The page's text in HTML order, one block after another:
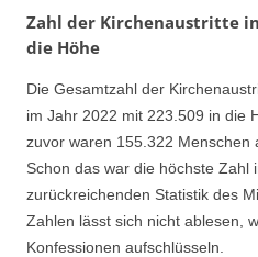
Zahl der Kirchenaustritte
die Höhe
Die Gesamtzahl der
im Jahr 2022 mit 223.509 in die
zuvor waren 155.322 Menschen
Schon das war die höchste Zahl
zurückreichenden Statistik des
Zahlen lässt sich nicht ablesen,
Konfessionen aufschlüsseln.